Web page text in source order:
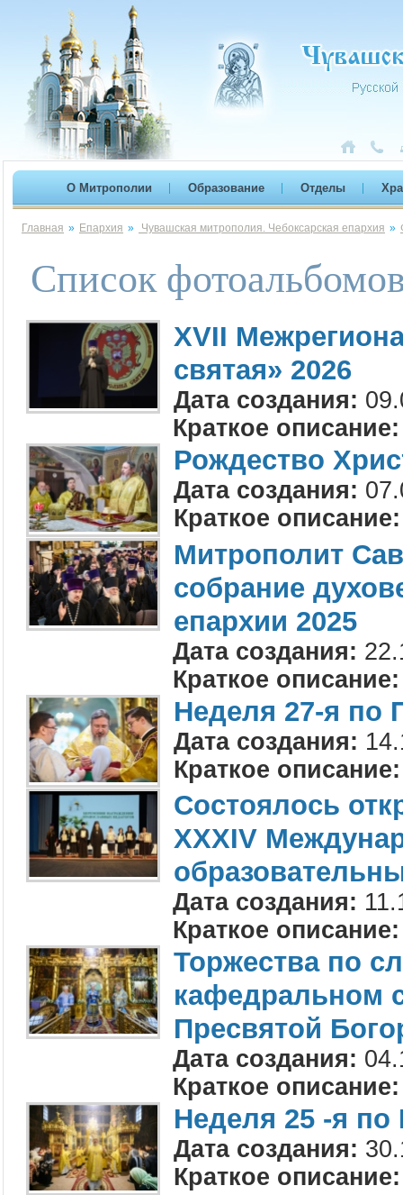
О Митрополии Образование Отделы
Главная » Епархия » Чувашская митрополия. Чебоксарская епархия »
Список
XVII
святая» 2026
Дата создания:
Краткое описание:
Рождество
Дата создания:
Краткое описание:
Митрополит
собрание
епархии 2025
Дата создания:
Краткое описание:
Неделя 27-я по
Дата создания:
Краткое описание:
Состоялось
XXXIV
Дата создания:
Краткое описание:
Торжества по
кафедральном
Пресвятой
Дата создания:
Краткое описание:
Неделя 25 -я по
Дата создания:
Краткое описание: